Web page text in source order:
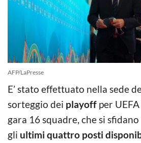
AFP/LaPresse
E’ stato effettuato nella sede
sorteggio dei playoff per UEFA
gara 16 squadre, che si
gli ultimi quattro posti